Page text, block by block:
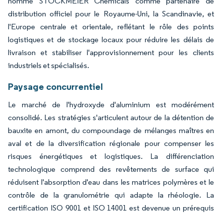
distribution officiel pour le Royaume-Uni, la Scandinavie, et
l'Europe centrale et orientale, reflétant le rôle des points
logistiques et de stockage locaux pour réduire les délais de
livraison et stabiliser l'approvisionnement pour les clients
industriels et spécialisés.
Paysage concurrentiel
Le marché de l'hydroxyde d'aluminium est modérément
consolidé. Les stratégies s'articulent autour de la détention de
bauxite en amont, du compoundage de mélanges maîtres en
aval et de la diversification régionale pour compenser les
risques énergétiques et logistiques. La différenciation
technologique comprend des revêtements de surface qui
réduisent l'absorption d'eau dans les matrices polymères et le
contrôle de la granulométrie qui adapte la rhéologie. La
certification ISO 9001 et ISO 14001 est devenue un prérequis